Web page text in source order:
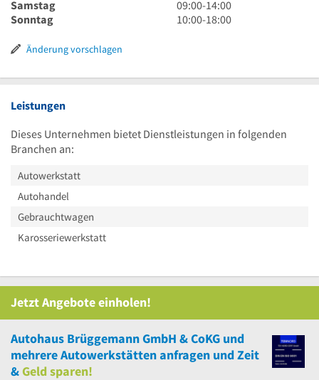
Uhr
19
Uhr
bis
19
Uhr
bis
Samstag
9
Uhr
09:00-14:00
Sonntag
10
Uhr
10:00-18:00
Änderung vorschlagen
Leistungen
Dieses Unternehmen bietet Dienstleistungen in folgenden
Branchen an:
Autowerkstatt
Autohandel
Gebrauchtwagen
Karosseriewerkstatt
Jetzt Angebote einholen!
Autohaus Brüggemann GmbH & CoKG und
mehrereAutowerkstätten anfragen und Zeit
&Geld sparen!